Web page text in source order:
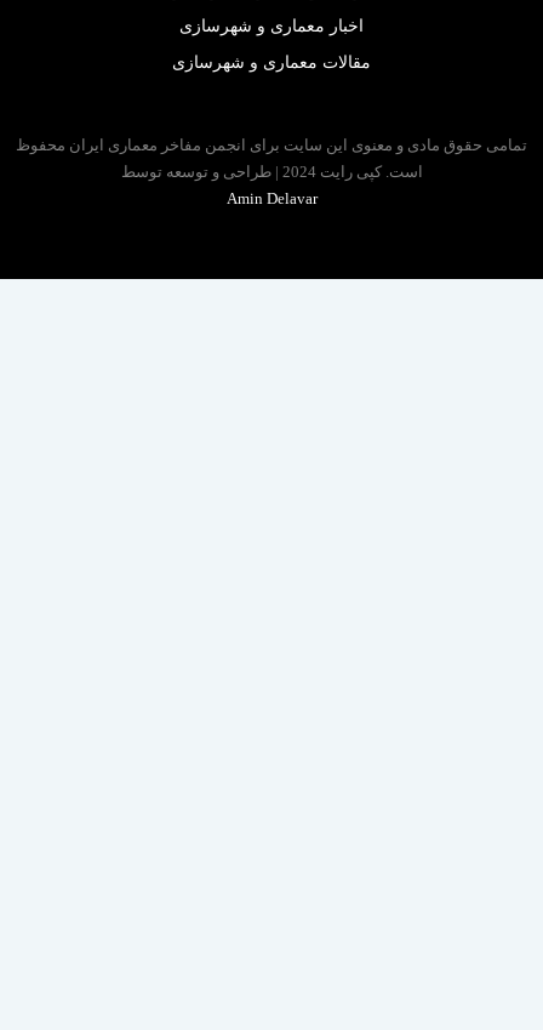
اخبار معماری و شهرسازی
مقالات معماری و شهرسازی
حقوق مادی و معنوی این سایت برای انجمن مفاخر معماری ایران محفوظ
است. کپی رایت 2024 | طراحی و توسعه توسط
Amin Delavar